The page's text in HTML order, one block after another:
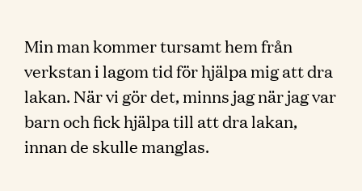
Min man kommer tursamt hem från
verkstan i lagom tid för hjälpa mig att dra
lakan. När vi gör det, minns jag när jag var
barn och fick hjälpa till att dra lakan,
innan de skulle manglas.